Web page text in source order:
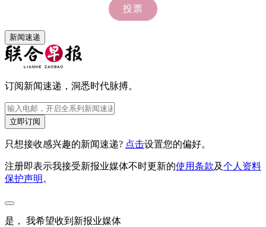
新闻速递
订阅新闻速递，洞悉时代脉搏。
立即订阅
只想接收感兴趣的新闻速递? 点击设置您的偏好。
注册即表示我接受新报业媒体不时更新的使用条款及个人资料
保护声明 。
是， 我希望收到新报业媒体